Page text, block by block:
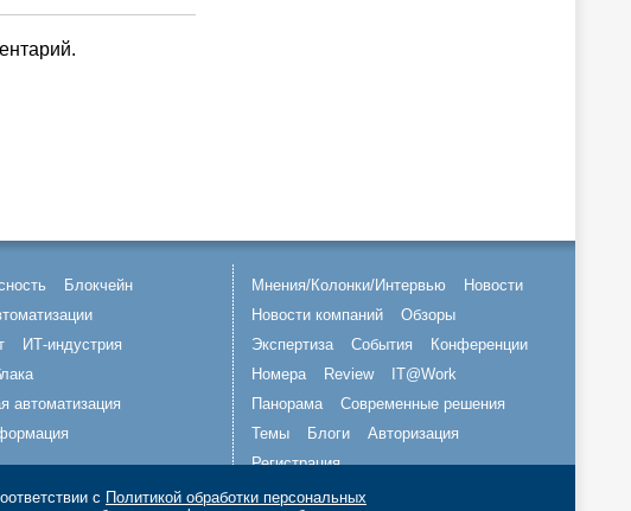
Блокчейн
ИТ-индустрия
автоматизация
Мнения/Колонки/Интервью
Новости
Новости компаний
Обзоры
Экспертиза
События
Конференции
Номера
Review
IT@Work
Панорама
Современные решения
Темы
Блоги
Авторизация
Регистрация
Подписывайтесь на нас
с Политикой обработки персональных